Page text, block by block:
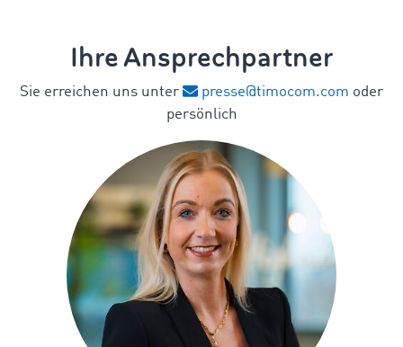
Ihre Ansprechpartner
Sie erreichen uns unter presse@timocom.com oder
persönlich